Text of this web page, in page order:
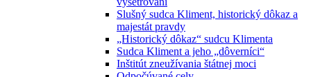
Slušný sudca Kliment, historický dôkaz a
majestát pravdy
„Historický dôkaz“ sudcu Klimenta
Sudca Kliment a jeho „dôverníci“
Inštitút zneužívania štátnej moci